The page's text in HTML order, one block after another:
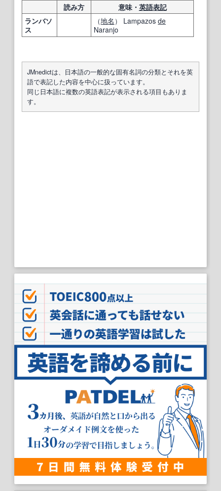
読み方 意味・ 英語表記
ランバソ
ス
（地名 ） Lampazos de
Naranjo
JMnedictは、日本語の一般的な固有名詞の分類とそれを英
語で表記した内容を中心に扱っています。
同じ日本語に複数の英語表記が表示される項目もありま
す。